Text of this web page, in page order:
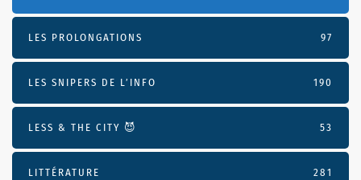
LES PROLONGATIONS 97
LES SNIPERS DE L’INFO 190
LESS & THE CITY 😈 53
LITTÉRATURE 281